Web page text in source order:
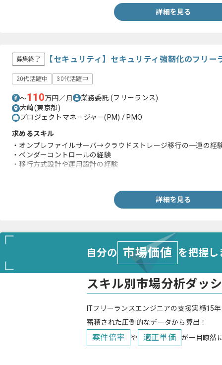
詳細を見る
募集終了 【セキュリティ】セキュリティ強靭化のフリー
20代活躍中 30代活躍中
〜110万円／月 業務委託(フリーランス)
大崎(東京都)
プロジェクトマネージャー(PM) / PMO
求めるスキル
・オンプレファイルサーバ→クラウドストレージ移行の一連の経
・ベンダーコントロールの経験
・移行方式設計や運用設計の経験
詳細を見る
自分の 市場価値 を把握
スキル別市場分析ダッ
ITフリーランスエンジニアの支援実績15
蓄積された圧倒的なデータから算出！
案件倍率 や 適正単価 が一目瞭然